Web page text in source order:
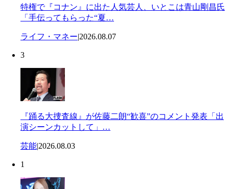
特権で『コナン』に出た人気芸人、いとこは青山剛昌氏
「手伝ってもらった“夏…
ライフ・マネー|2026.08.07
3
『踊る大捜査線』が佐藤二朗“歓喜”のコメント発表「出
演シーンカットして」…
芸能|2026.08.03
1